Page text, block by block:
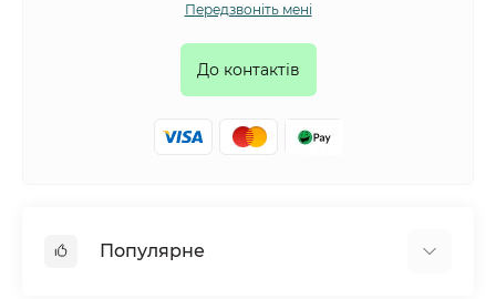
Передзвоніть мені
До контактів
Популярне